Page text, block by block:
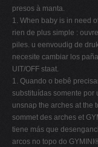
presos à manta.
1. When baby is in need
rien de plus simple :
piles. u eenvoudig de
necesite cambiar los
UIT/OFF staat.
1. Quando o bebê
substituídas somente por
unsnap the arches at the
sommet des arches et
tiene más que
arcos no topo do